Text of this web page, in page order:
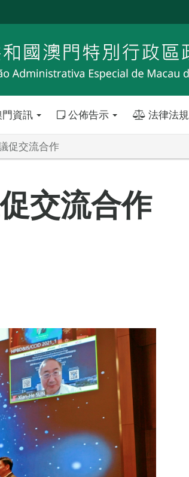
資訊 公佈告示 法律法規
促交流合作
交流合作